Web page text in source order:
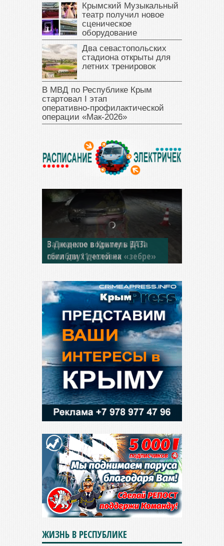
Крымский Музыкальный
театр получил новое
сценическое
оборудование
Два севастопольских
стадиона открыты для
летних тренировок
В МВД по Республике Крым
стартовал I этап
оперативно‑профилактической
операции «Мак‑2026»
В Джанкое водитель ВАЗа
сбил двух детей на «зебре»
ЖИЗНЬ В РЕСПУБЛИКЕ